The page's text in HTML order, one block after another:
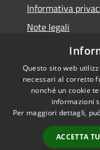
Informativa
Note legali
Dichiarazione di
Accessibilità
Questo sito web
necessari al corretto
nonché un cookie
informazioni
Per maggiori dettagli,
ACCETTA